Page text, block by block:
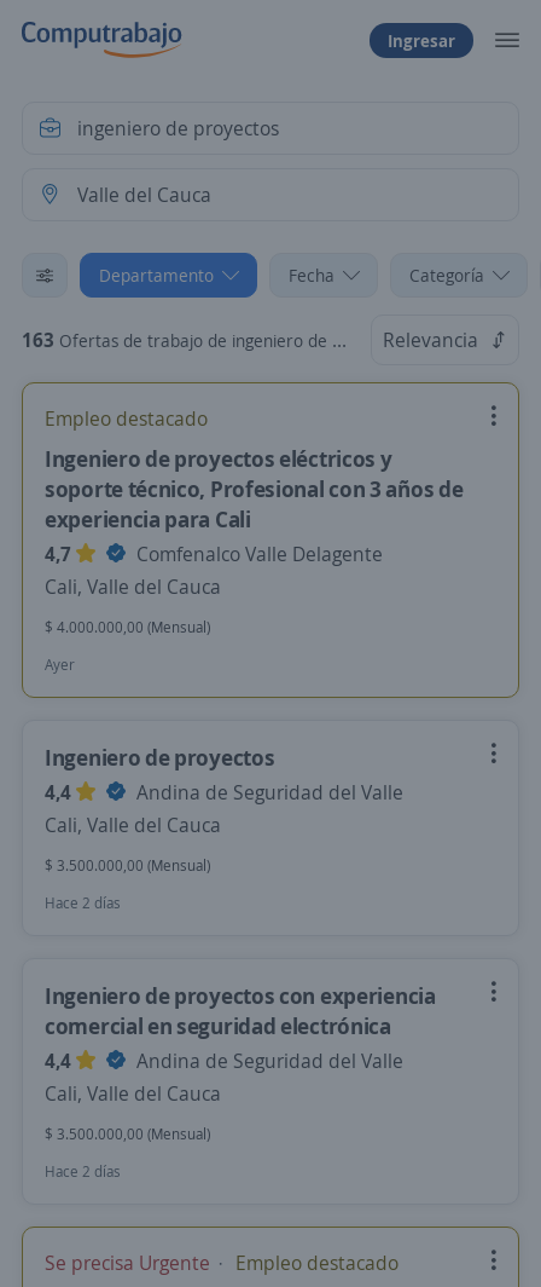
Ingresar
Departamento Fecha Categoría
163 Ofertas de trabajo de ingeniero de proyectos en Valle del Cauca Relevancia
Empleo destacado
Ingeniero de proyectos eléctricos y
soporte técnico, Profesional con 3 años de
experiencia para Cali
4,7
Comfenalco Valle Delagente
Cali, Valle del Cauca
$ 4.000.000,00 (Mensual)
Ayer
Ingeniero de proyectos
4,4
Andina de Seguridad del Valle
Cali, Valle del Cauca
$ 3.500.000,00 (Mensual)
Hace 2 días
Ingeniero de proyectos con experiencia
comercial en seguridad electrónica
4,4
Andina de Seguridad del Valle
Cali, Valle del Cauca
$ 3.500.000,00 (Mensual)
Hace 2 días
Se precisa Urgente Empleo destacado